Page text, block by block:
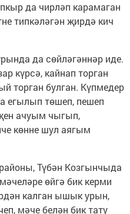
да чирләп карамаган
типкәләгән җирдә кич
да сөйләгәннәр иде.
күрсә, кайнап торган
торган булган. Күпмедер
егылып төшеп, пешеп
ачуым чыгып,
көнне шул аягым
Түбән Козгынчыда
өйгә бик керми
калган ышык урын,
мәче бе­лән бик тату